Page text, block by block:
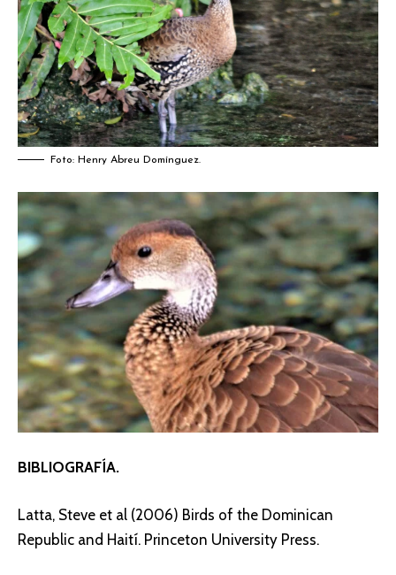
Foto: Henry Abreu Domínguez.
BIBLIOGRAFÍA.
Latta, Steve et al (2006) Birds of the Dominican
Republic and Haití. Princeton University Press.